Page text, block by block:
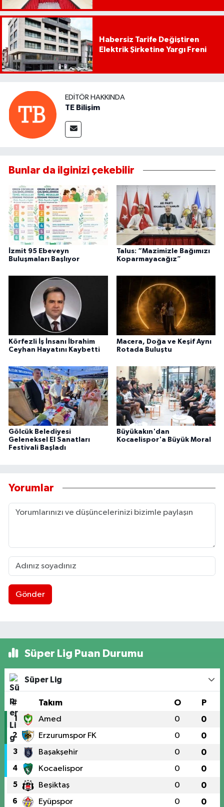
Habersiz Tarife Değiştiren
Elektrik Şirketine Yargı Freni
EDITÖR HAKKINDA
TE Bilişim
Bunlar da ilginizi çekebilir
İzmit 95 Ebeveyn
Buluşmaları Başlıyor
Talus: “Mazimizle Bağımızı
Koparmayacağız”
Körfezli İş İnsanı İbrahim
Ceyhan Hayatını Kaybetti
Macera, Doğa ve Keşif Aynı
Rotada Buluştu
Gölcük Belediyesi
Geleneksel El Sanatları
Festivali Başladı
Büyükakın'dan
Kocaelispor'a Büyük Moral
Yorumlar
Gönder
Süper Lig Puan Durumu
Süper Lig
# Takım O P
1 Amed 0 0
2 Erzurumspor FK 0 0
3 Başakşehir 0 0
4 Kocaelispor 0 0
5 Beşiktaş 0 0
6 Eyüpspor 0 0